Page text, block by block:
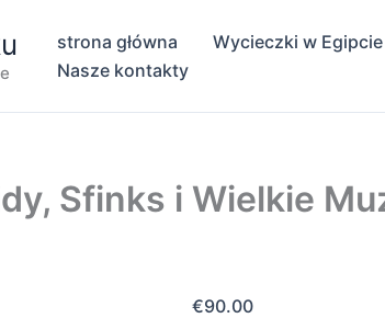
strona główna
Wycieczki w Egipcie
Nasze kontakty
Sfinks i Wielkie
€90.00